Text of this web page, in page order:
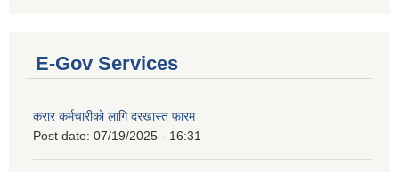
E-Gov Services
करार कर्मचारीको लागि दरखास्त फारम
Post date: 07/19/2025 - 16:31